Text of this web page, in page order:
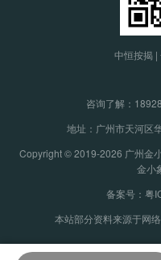
中恒按揭 |
咨询了解：
地址：广州市天河区
Copyright © 2019-2026 广州金
金小
备案号：粤
本站部分资料来源于网